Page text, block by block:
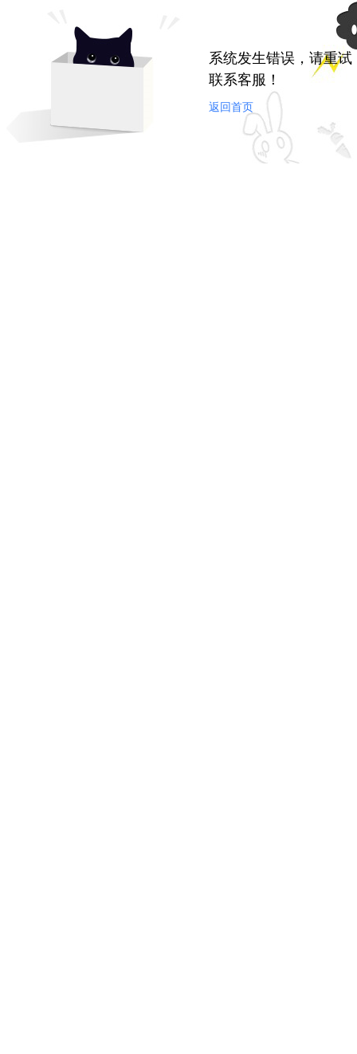
系统发生错误，请重
联系客服！
返回首页